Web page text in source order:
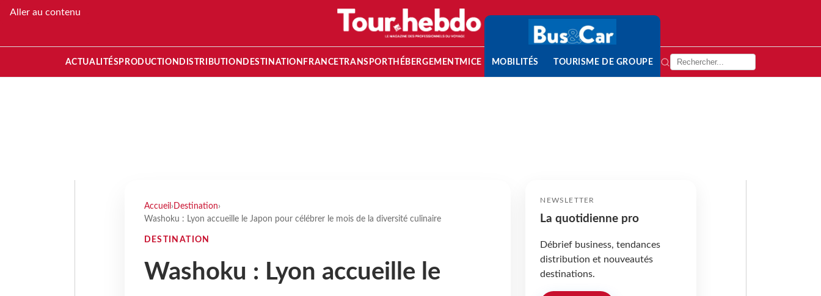
Aller au contenu
ACTUALITÉS PRODUCTION DISTRIBUTION DESTINATION FRANCETRANSPORT HÉBERGEMENTMICE MOBILITÉS TOURISME DE GROUPE
Accueil › Destination›
Washoku : Lyon accueille le Japon pour célébrer le mois de la diversité culinaire
DESTINATION
Washoku : Lyon accueille le
NEWSLETTER
La quotidienne pro
Débrief business, tendances
distribution et nouveautés
destinations.